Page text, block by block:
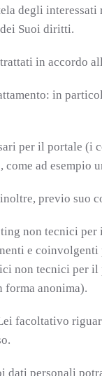
degli
Suoi diritti.
in accordo
in
per il portale
come ad esempio
previo suo
non tecnici
e
non tecnici per
anonima).
facoltativo
dati personali